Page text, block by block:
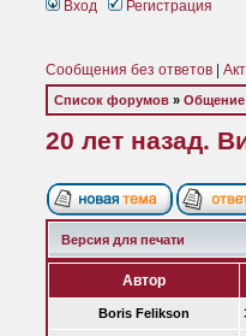
Вход Регистрация
Сообщения без ответов
Список форумов » Общение
20 лет назад.
Версия для печати
Автор
Boris Felikson